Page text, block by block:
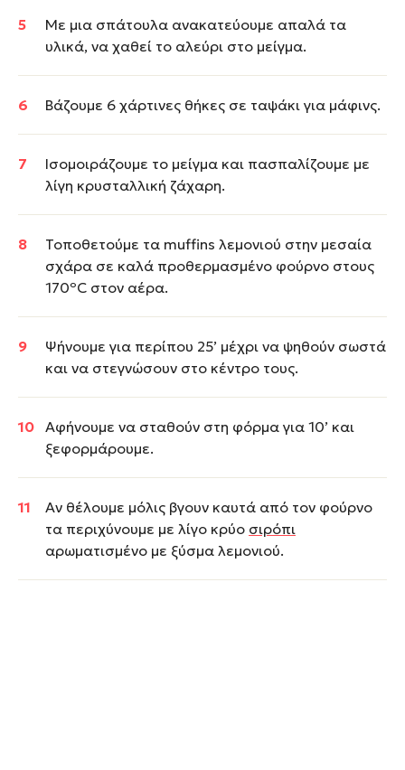
Με μια σπάτουλα ανακατεύουμε απαλά τα
υλικά, να χαθεί το αλεύρι στο μείγμα.
Βάζουμε 6 χάρτινες θήκες σε ταψάκι για μάφινς.
Ισομοιράζουμε το μείγμα και πασπαλίζουμε με
λίγη κρυσταλλική ζάχαρη.
Τοποθετούμε τα muffins λεμονιού στην μεσαία
σχάρα σε καλά προθερμασμένο φούρνο στους
170ºC στον αέρα.
Ψήνουμε για περίπου 25’ μέχρι να ψηθούν σωστά
και να στεγνώσουν στο κέντρο τους.
Αφήνουμε να σταθούν στη φόρμα για 10’ και
ξεφορμάρουμε.
Αν θέλουμε μόλις βγουν καυτά από τον φούρνο
τα περιχύνουμε με λίγο κρύο σιρόπι
αρωματισμένο με ξύσμα λεμονιού.